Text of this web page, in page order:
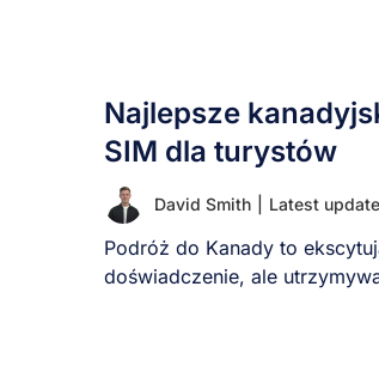
Najlepsze
SIM dla turystów
David Smith Latest
Podróż do Kanady to
doświadczenie, ale